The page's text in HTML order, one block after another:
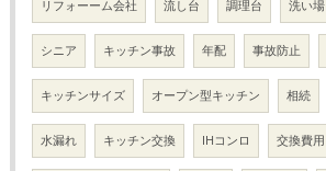
リフォーーム会社 流し台 調理台 洗い場
シニア キッチン事故 年配 事故防止
キッチンサイズ オープン型キッチン 相続
水漏れ キッチン交換 IHコンロ 交換費用